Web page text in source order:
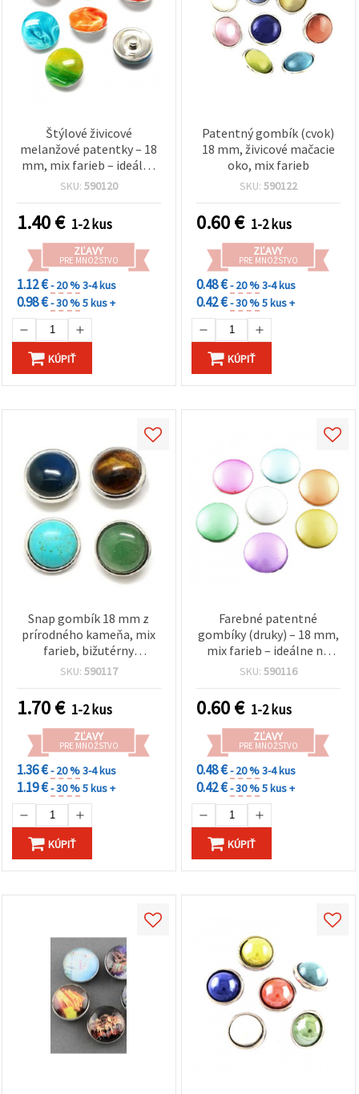
Štýlové živicové
melanžové patentky – 18
mm, mix farieb – ideálne
na kreatívne šitie, módne
SKU: 590120
1.40€ 1-2 kus
ZĽAVY
PRE MNOŽSTVO
1.12 €- 20 %3-4 kus
0.98 €- 30 %5 kus +
KÚPIŤ
Patentný gombík (cvok)
18 mm, živicové mačacie
oko, mix farieb
SKU: 590122
0.60€ 1-2 kus
ZĽAVY
PRE MNOŽSTVO
0.48 €- 20 %3-4 kus
0.42 €- 30 %5 kus +
KÚPIŤ
Snap gombík 18 mm z
prírodného kameňa, mix
farieb, bižutérny
komponent
SKU: 590117
1.70€ 1-2 kus
ZĽAVY
PRE MNOŽSTVO
1.36 €- 20 %3-4 kus
1.19 €- 30 %5 kus +
KÚPIŤ
Farebné patentné
gombíky (druky) – 18 mm,
mix farieb – ideálne na
kreatívne šitie, módne
SKU: 590116
0.60€ 1-2 kus
ZĽAVY
PRE MNOŽSTVO
0.48 €- 20 %3-4 kus
0.42 €- 30 %5 kus +
KÚPIŤ